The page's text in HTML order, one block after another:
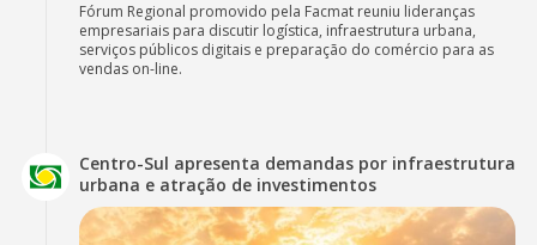
Fórum Regional promovido pela Facmat reuniu lideranças
empresariais para discutir logística, infraestrutura urbana,
serviços públicos digitais e preparação do comércio para as
vendas on-line.
Centro-Sul apresenta demandas por infraestrutura
urbana e atração de investimentos